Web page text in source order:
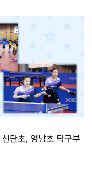
단초, 영남초 탁구부